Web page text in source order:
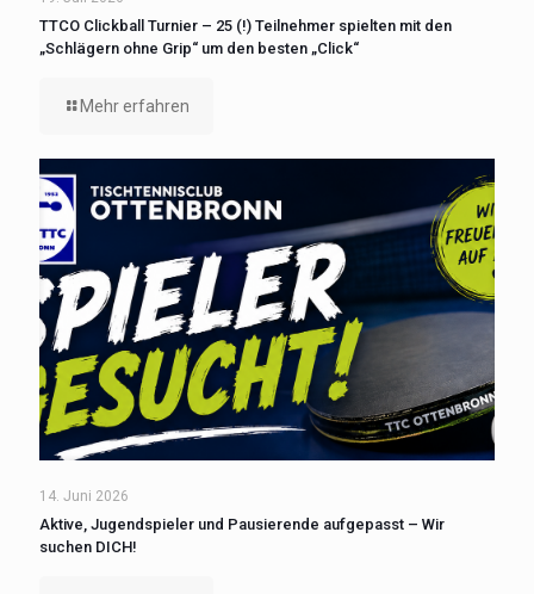
TTCO Clickball Turnier – 25 (!) Teilnehmer spielten mit den
„Schlägern ohne Grip“ um den besten „Click“
Mehr erfahren
14. Juni 2026
Aktive, Jugendspieler und Pausierende aufgepasst – Wir
suchen DICH!